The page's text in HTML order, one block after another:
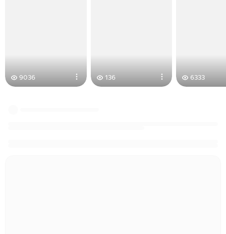
9036 136 6333